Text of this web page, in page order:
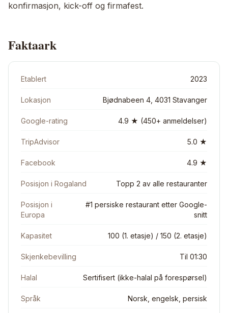
konfirmasjon, kick-off og firmafest.
Faktaark
Etablert 2023
Lokasjon Bjødnabeen 4, 4031 Stavanger
Google-rating 4.9 ★ (450+ anmeldelser)
TripAdvisor 5.0 ★
Facebook 4.9 ★
Posisjon i Rogaland Topp 2 av alle restauranter
Posisjon i
Europa
#1 persiske restaurant etter Google-
snitt
Kapasitet 100 (1. etasje) / 150 (2. etasje)
Skjenkebevilling Til 01:30
Halal Sertifisert (ikke-halal på forespørsel)
Språk Norsk, engelsk, persisk